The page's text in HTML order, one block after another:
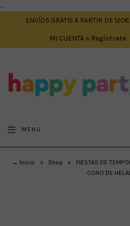
....
ENVÍOS GRATIS A PARTIR DE
MI CUENTA » Regístrate
MENU
→ Inicio » Shop » FIESTAS DE
CONO DE